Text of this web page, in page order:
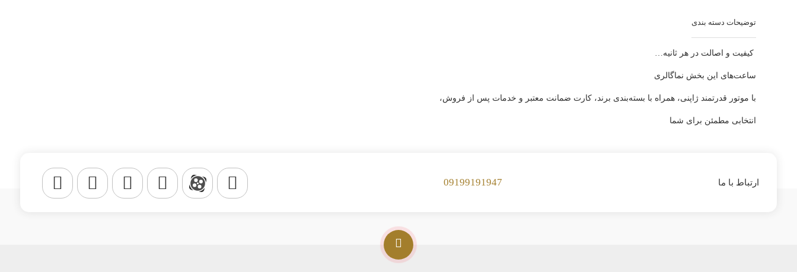
️ کیفیت و اصالت در هر ثانیه…
ساعت‌های این بخش نماگالری
با موتور قدرتمند ژاپنی، همراه با بسته‌بندی برند، کارت ضمانت معتبر و خدمات پس از فروش،
انتخابی مطمئن برای شما
ارتباط با ما 09199191947